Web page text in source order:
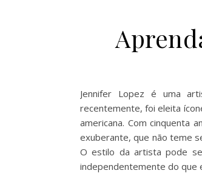
Jennifer Lopez é uma
recentemente, foi eleita
americana. Com cinquenta
exuberante, que não teme
O estilo da artista pode
independentemente do que